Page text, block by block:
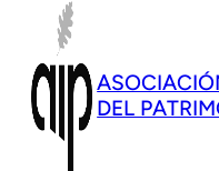
DEL